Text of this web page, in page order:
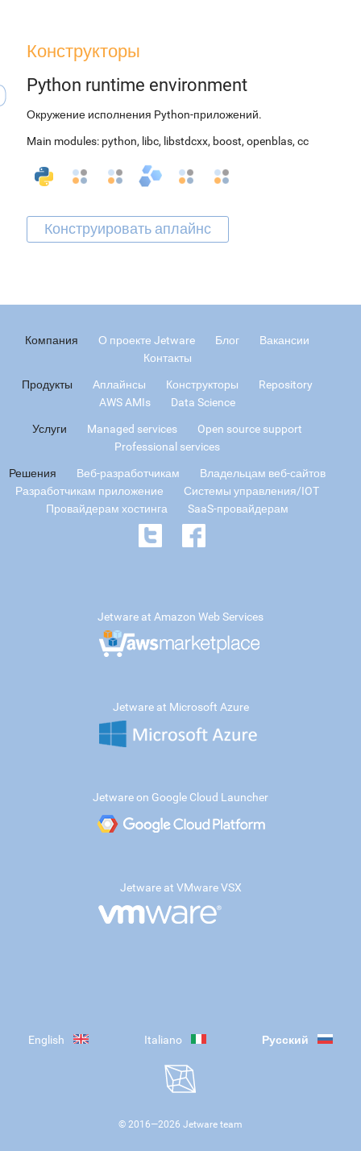
Конструкторы
Python runtime environment
Окружение исполнения Python-приложений.
Main modules: python, libc, libstdcxx, boost, openblas, cc
Компания О проекте Jetware Блог
Вакансии
Контакты
Продукты Аплайнсы Конструкторы
Repository
AWS AMIs
Data Science
Услуги Managed services
Open source support
Professional services
Решения Веб-разработчикам
Владельцам веб-сайтов
Разработчикам приложение
Системы управления/IOT
Провайдерам хостинга
SaaS-провайдерам
Jetware at Amazon Web Services
Jetware at Microsoft Azure
Jetware on Google Cloud Launcher
Jetware at VMware VSX
English Italiano Русский
© 2016—2026 Jetware team